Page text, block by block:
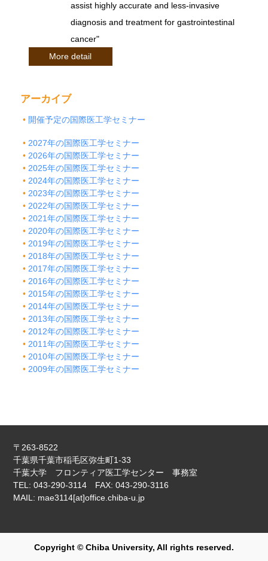
assist highly accurate and less-invasive
diagnosis and treatment for gastrointestinal
cancer"
More detail
アーカイブ
開催予定の国際医工学セミナー
2027年の国際医工学セミナー
2026年の国際医工学セミナー
2025年の国際医工学セミナー
2024年の国際医工学セミナー
2023年の国際医工学セミナー
2022年の国際医工学セミナー
2021年の国際医工学セミナー
2020年の国際医工学セミナー
2019年の国際医工学セミナー
2018年の国際医工学セミナー
2017年の国際医工学セミナー
2016年の国際医工学セミナー
2015年の国際医工学セミナー
2014年の国際医工学セミナー
2013年の国際医工学セミナー
2012年の国際医工学セミナー
2011年の国際医工学セミナー
2010年の国際医工学セミナー
2009年の国際医工学セミナー
〒263-8522
千葉県千葉市稲毛区弥生町1-33
千葉大学 フロンティア医工学センター 事務室
TEL: 043-290-3114 FAX: 043-290-3116
MAIL: mae3114[at]office.chiba-u.jp
Copyright © Chiba University, All rights reserved.